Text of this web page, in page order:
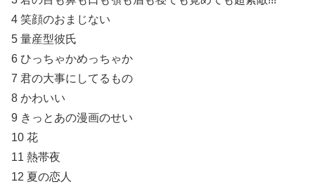
4 笑顔のおまじない
5 量産型彼氏
6 ひっちゃかめっちゃか
7 君の大事にしてるもの
8 かわいい
9 きっとあの漫画のせい
10 花
11 熱帯夜
12 夏の恋人